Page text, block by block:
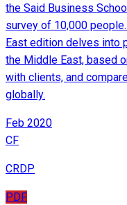
the Said Business
survey of 10,000
East edition delves into
the Middle East, based
with clients, and
globally.
Feb 2020
CF
CRDP
PDF